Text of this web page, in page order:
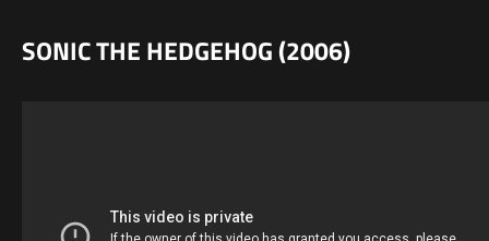
SONIC THE HEDGEHOG (2006)